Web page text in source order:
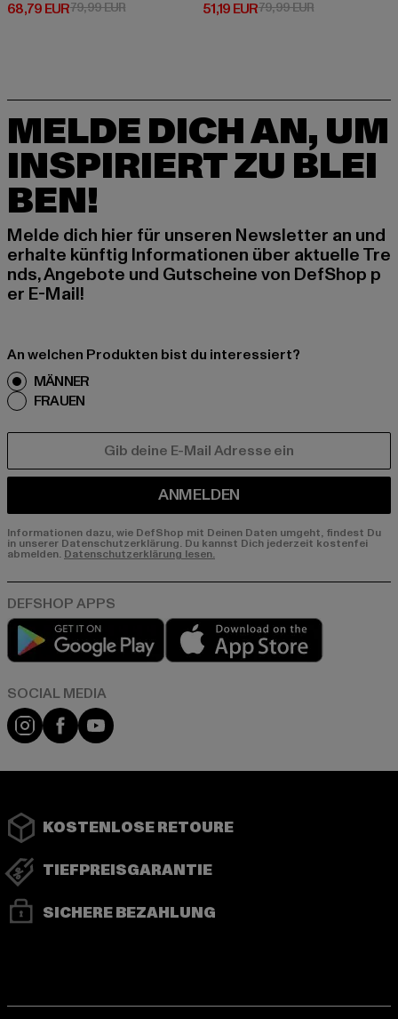
68,79 EUR
Derzeitiger Preis: 68,79 EUR
79,99 EURAktionspreis: 79,99 EUR
51,19 EUR
Derzeitiger Preis: 51,19 EUR
79,99 EURAktionspreis:
MELDE DICH AN, UM
INSPIRIERT ZU BLEI
BEN!
Melde dich hier für unseren Newsletter an und
erhalte künftig Informationen über aktuelle Tre
nds, Angebote und Gutscheine von DefShop p
er E-Mail!
An welchen Produkten bist du interessiert?
MÄNNER
FRAUEN
ANMELDEN
Informationen dazu, wie DefShop mit Deinen Daten umgeht, findest Du
in unserer Datenschutzerklärung. Du kannst Dich jederzeit kostenfei
abmelden. Datenschutzerklärung lesen.
Play market
Instagram
FacebookYouTube
KOSTENLOSE RETOURE
TIEFPREISGARANTIE
SICHERE BEZAHLUNG